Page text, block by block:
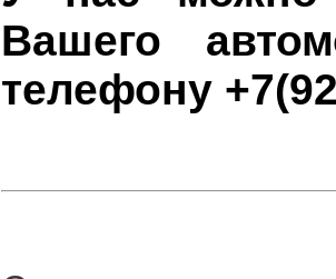
Вашего
телефону